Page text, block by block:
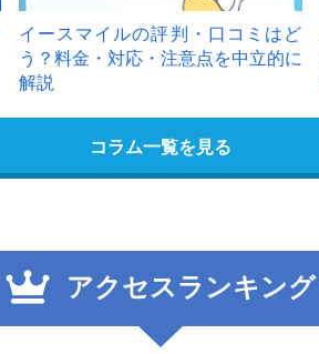
イースマイルの評判・口コミはど
う？料金・対応・注意点を中立的に
解説
コラム一覧を見る
アクセスランキング